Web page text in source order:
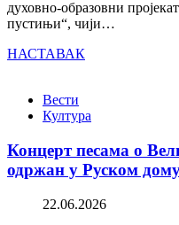
духовно-образовни
пустињи“, чији…
НАСТАВАК
Вести
Култура
Концерт песама о
одржан у Руском
22.06.2026